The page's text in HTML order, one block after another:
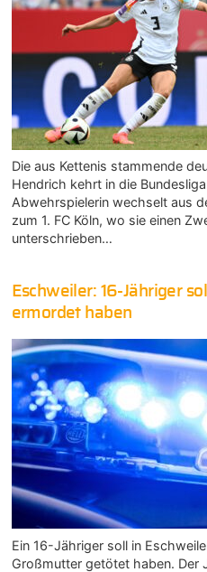
Die aus Kettenis stammende
Hendrich kehrt in die
Abwehrspielerin wechselt aus
zum 1. FC Köln, wo sie einen
unterschrieben…
Eschweiler: 16-Jähriger
ermordet haben
Ein 16-Jähriger soll in
Großmutter getötet haben. Der